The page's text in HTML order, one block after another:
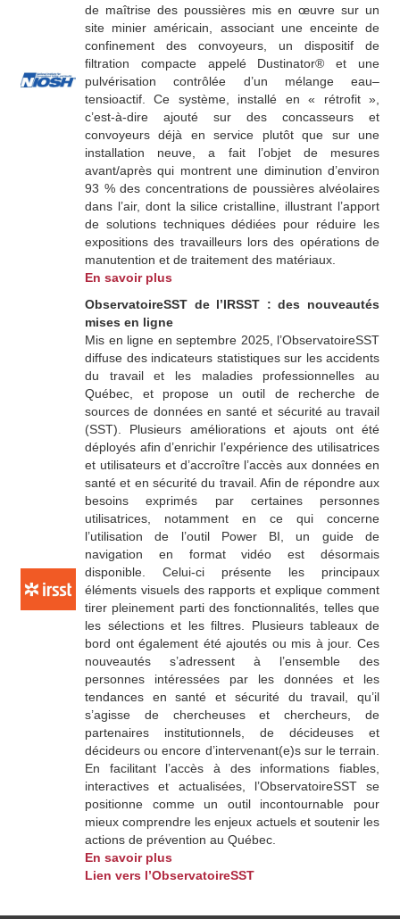
de maîtrise des poussières mis en œuvre sur un
site minier américain, associant une enceinte de
confinement des convoyeurs, un dispositif de
filtration compacte appelé Dustinator® et une
pulvérisation contrôlée d’un mélange eau–
tensioactif. Ce système, installé en « rétrofit »,
c’est‑à‑dire ajouté sur des concasseurs et
convoyeurs déjà en service plutôt que sur une
installation neuve, a fait l’objet de mesures
avant/après qui montrent une diminution d’environ
93 % des concentrations de poussières alvéolaires
dans l’air, dont la silice cristalline, illustrant l’apport
de solutions techniques dédiées pour réduire les
expositions des travailleurs lors des opérations de
manutention et de traitement des matériaux.
En savoir plus
ObservatoireSST de l’IRSST : des nouveautés
mises en ligne
Mis en ligne en septembre 2025, l’ObservatoireSST
diffuse des indicateurs statistiques sur les accidents
du travail et les maladies professionnelles au
Québec, et propose un outil de recherche de
sources de données en santé et sécurité au travail
(SST). Plusieurs améliorations et ajouts ont été
déployés afin d’enrichir l’expérience des utilisatrices
et utilisateurs et d’accroître l’accès aux données en
santé et en sécurité du travail. Afin de répondre aux
besoins exprimés par certaines personnes
utilisatrices, notamment en ce qui concerne
l’utilisation de l’outil Power BI, un guide de
navigation en format vidéo est désormais
disponible. Celui-ci présente les principaux
éléments visuels des rapports et explique comment
tirer pleinement parti des fonctionnalités, telles que
les sélections et les filtres. Plusieurs tableaux de
bord ont également été ajoutés ou mis à jour. Ces
nouveautés s’adressent à l’ensemble des
personnes intéressées par les données et les
tendances en santé et sécurité du travail, qu’il
s’agisse de chercheuses et chercheurs, de
partenaires institutionnels, de décideuses et
décideurs ou encore d’intervenant(e)s sur le terrain.
En facilitant l’accès à des informations fiables,
interactives et actualisées, l’ObservatoireSST se
positionne comme un outil incontournable pour
mieux comprendre les enjeux actuels et soutenir les
actions de prévention au Québec.
En savoir plus
Lien vers l’ObservatoireSST